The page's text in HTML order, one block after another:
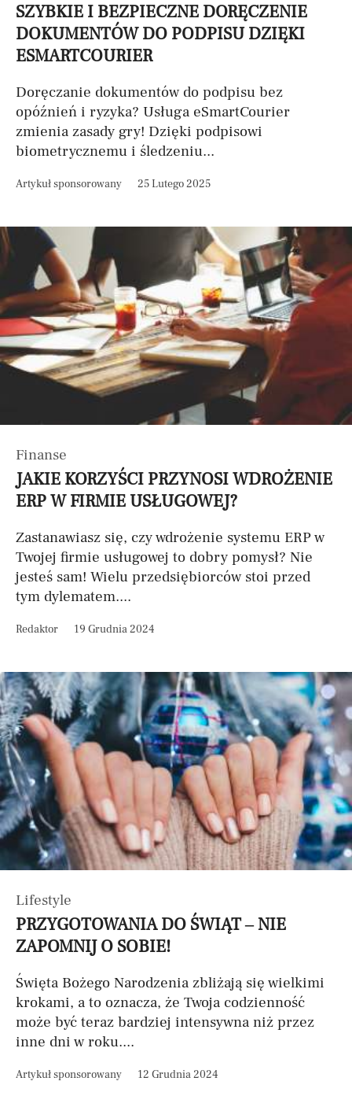
SZYBKIE I BEZPIECZNE DORĘCZENIE
DOKUMENTÓW DO PODPISU DZIĘKI
ESMARTCOURIER
Doręczanie dokumentów do podpisu bez
opóźnień i ryzyka? Usługa eSmartCourier
zmienia zasady gry! Dzięki podpisowi
biometrycznemu i śledzeniu...
Artykuł sponsorowany 25 Lutego 2025
Finanse
JAKIE KORZYŚCI PRZYNOSI WDROŻENIE
ERP W FIRMIE USŁUGOWEJ?
Zastanawiasz się, czy wdrożenie systemu ERP w
Twojej firmie usługowej to dobry pomysł? Nie
jesteś sam! Wielu przedsiębiorców stoi przed
tym dylematem....
Redaktor 19 Grudnia 2024
Lifestyle
PRZYGOTOWANIA DO ŚWIĄT – NIE
ZAPOMNIJ O SOBIE!
Święta Bożego Narodzenia zbliżają się wielkimi
krokami, a to oznacza, że Twoja codzienność
może być teraz bardziej intensywna niż przez
inne dni w roku....
Artykuł sponsorowany 12 Grudnia 2024